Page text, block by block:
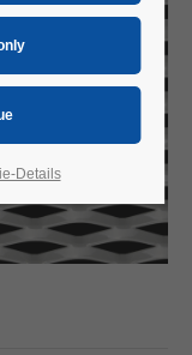
Details